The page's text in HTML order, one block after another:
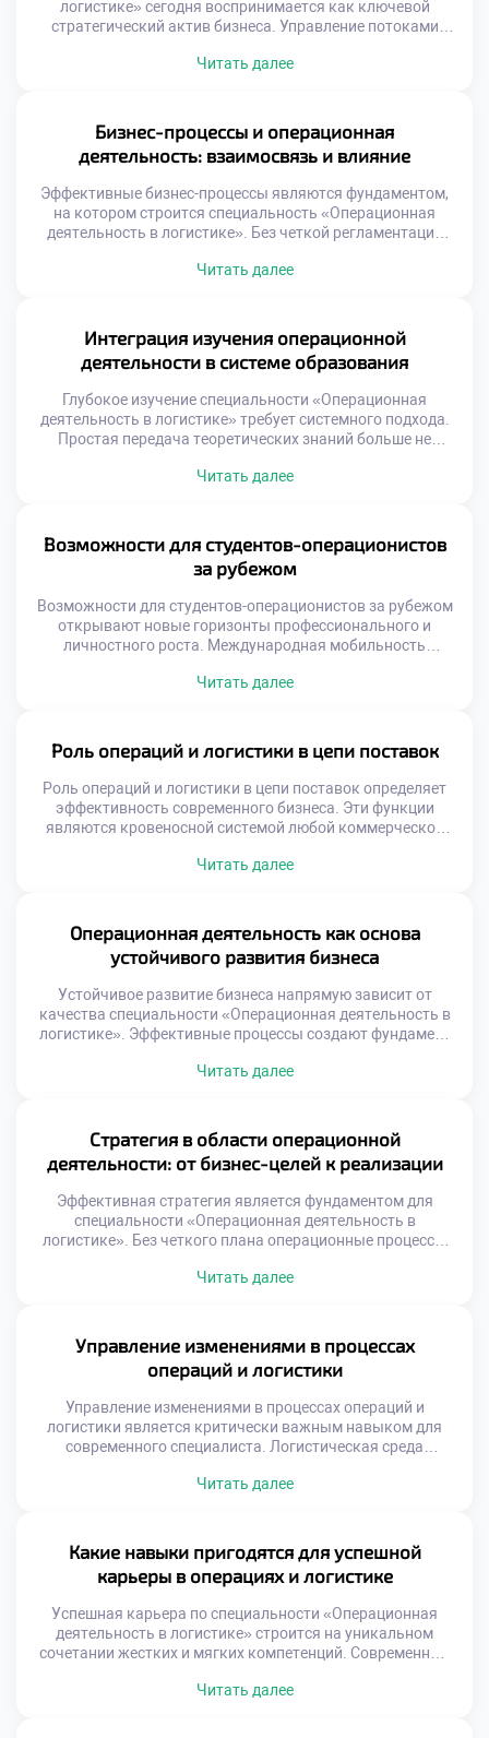
логистике» сегодня воспринимается как ключевой
стратегический актив бизнеса. Управление потоками
продаж. Эффективные операции напрямую формируют
уникальной ценности для клиента. Скорость и
надежность доставки становятся важнее цены товара.
Бизнес выигрывает за счет превосходства в исполнении
Читать далее
Бизнес-процессы и операционная
деятельность: взаимосвязь и влияние
Эффективные бизнес-процессы являются фундаментом,
на котором строится специальность «Операционная
деятельность в логистике». Без четкой регламентации
Операционная деятельность реализует заложенные в
компании зависит от гармонии замысла и исполнения.
Многие организации страдают от разрыва между
стратегией и операциями. […]
Читать далее
Интеграция изучения операционной
деятельности в системе образования
Глубокое изучение специальности «Операционная
деятельность в логистике» требует системного подхода.
Простая передача теоретических знаний больше не
быть интегрирован с реальными бизнес-процессами.
подготовке кадров. Современная система образования
трансформируется под запросы рынка труда. Учебные
планы синхронизируются с изменениями в […]
Читать далее
Возможности для студентов-операционистов
за рубежом
Возможности для студентов-операционистов за рубежом
открывают новые горизонты профессионального и
личностного роста. Международная мобильность
логистического образования. Глобальные цепочки
конкурентоспособность выпускника на рынке труда.
Осознанный подход к международной активности
расширяет карьерные перспективы. Логистика по своей
природе является транснациональной деятельностью.
Понимание специфики иностранных […]
Читать далее
Роль операций и логистики в цепи поставок
Роль операций и логистики в цепи поставок определяет
эффективность современного бизнеса. Эти функции
являются кровеносной системой любой коммерческой
не достигают потребителей. Операционная деятельность
Выпускники становятся архитекторами этой сложной
системы. Понимание данной роли открывает двери к
успешной карьере. Цепь […]
Читать далее
Операционная деятельность как основа
устойчивого развития бизнеса
Устойчивое развитие бизнеса напрямую зависит от
качества специальности «Операционная деятельность в
логистике». Эффективные процессы создают фундамент
операций стратегические цели остаются лишь
управление потоками снижает экологический след
производства. Социальная ответственность
интегрируется в ежедневные рутинные задачи
специалистов. Сегодня поступить […]
Читать далее
Стратегия в области операционной
деятельности: от бизнес-целей к реализации
Эффективная стратегия является фундаментом для
специальности «Операционная деятельность в
логистике». Без четкого плана операционные процессы
Стратегическое управление связывает глобальные цели
Понимание механизмов трансформации целей в задачи
критически важно для специалиста. Многие организации
терпят неудачи из-за разрыва между […]
Читать далее
Управление изменениями в процессах
операций и логистики
Управление изменениями в процессах операций и
логистики является критически важным навыком для
современного специалиста. Логистическая среда
Статичные процессы быстро теряют эффективность и
должны понимать, что перемены — это норма профессии.
Многие реформы терпят неудачу из-за человеческого
фактора. Техническая безупречность решения не […]
Читать далее
Какие навыки пригодятся для успешной
карьеры в операциях и логистике
Успешная карьера по специальности «Операционная
деятельность в логистике» строится на уникальном
сочетании жестких и мягких компетенций. Современный
адаптивности к изменениям. Работодатели ценят
Читать далее